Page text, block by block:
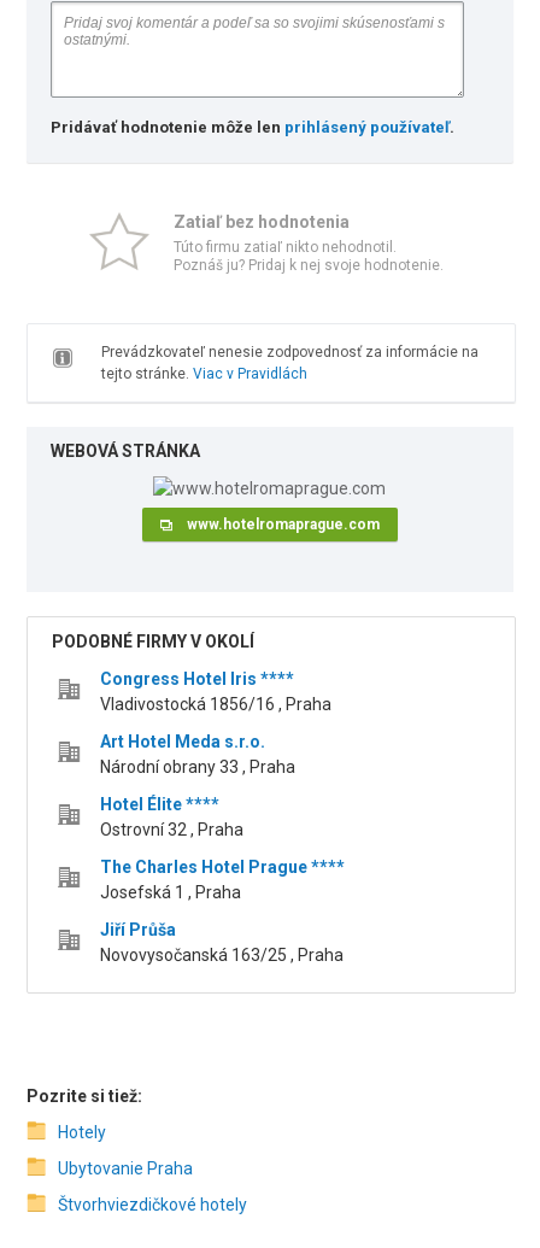
Pridávať hodnotenie môže len prihlásený používateľ.
Zatiaľ bez hodnotenia
Túto firmu zatiaľ nikto nehodnotil.
Poznáš ju? Pridaj k nej svoje hodnotenie.
Prevádzkovateľ nenesie zodpovednosť za informácie na
tejto stránke. Viac v Pravidlách
WEBOVÁ STRÁNKA
www.hotelromaprague.com
PODOBNÉ FIRMY V OKOLÍ
Congress Hotel Iris ****
Vladivostocká 1856/16 , Praha
Art Hotel Meda s.r.o.
Národní obrany 33 , Praha
Hotel Élite ****
Ostrovní 32 , Praha
The Charles Hotel Prague ****
Josefská 1 , Praha
Jiří Průša
Novovysočanská 163/25 , Praha
Pozrite si tiež:
Hotely
Ubytovanie Praha
Štvorhviezdičkové hotely